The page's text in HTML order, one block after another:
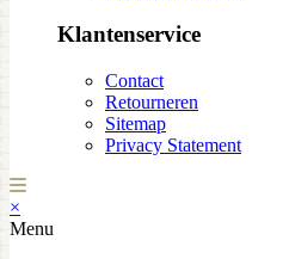
Klantenservice
Contact
Retourneren
Sitemap
Privacy Statement
×
Menu